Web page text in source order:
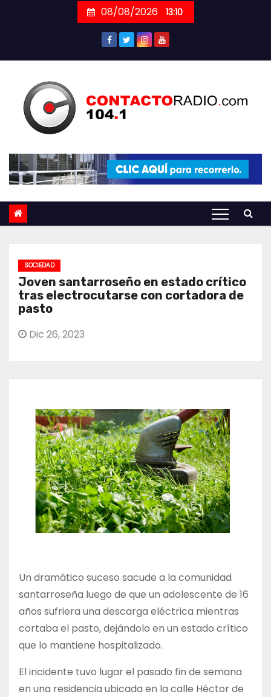
08/08/2026 13:10
SOCIEDAD
Joven santarroseño en estado crítico
tras electrocutarse con cortadora de
pasto
Dic 26, 2023
Un dramático suceso sacude a la comunidad
santarroseña luego de que un adolescente de 16
años sufriera una descarga eléctrica mientras
cortaba el pasto, dejándolo en un estado crítico
que lo mantiene hospitalizado.
El incidente tuvo lugar el pasado fin de semana
en una residencia ubicada en la calle Héctor de